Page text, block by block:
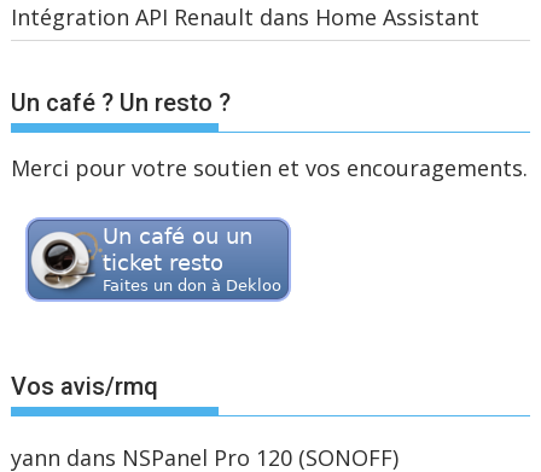
Intégration API Renault dans Home Assistant
Un café ? Un resto ?
Merci pour votre soutien et vos encouragements.
Vos avis/rmq
yann dans NSPanel Pro 120 (SONOFF)